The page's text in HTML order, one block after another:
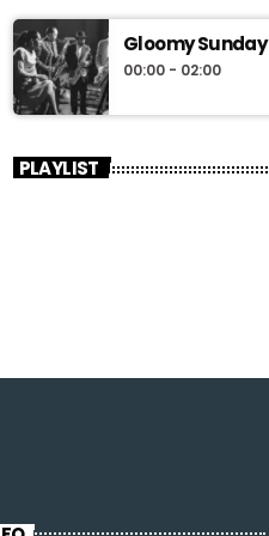
Gloomy Sunday
00:00 - 02:00
PLAYLIST